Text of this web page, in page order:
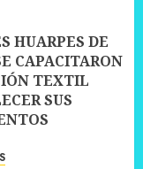
HUARPES DE
CAPACITARON
TEXTIL
SUS